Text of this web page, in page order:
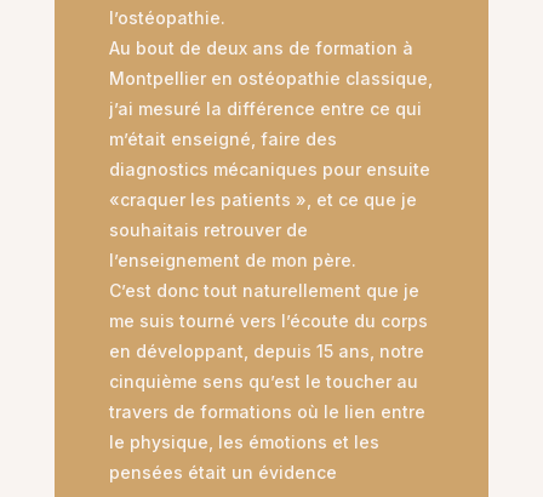
l’ostéopathie.
Au bout de deux ans de formation à
Montpellier en ostéopathie classique,
j’ai mesuré la différence entre ce qui
m’était enseigné, faire des
diagnostics mécaniques pour ensuite
«craquer les patients », et ce que je
souhaitais retrouver de
l’enseignement de mon père.
C’est donc tout naturellement que je
me suis tourné vers l’écoute du corps
en développant, depuis 15 ans, notre
cinquième sens qu’est le toucher au
travers de formations où le lien entre
le physique, les émotions et les
pensées était un évidence